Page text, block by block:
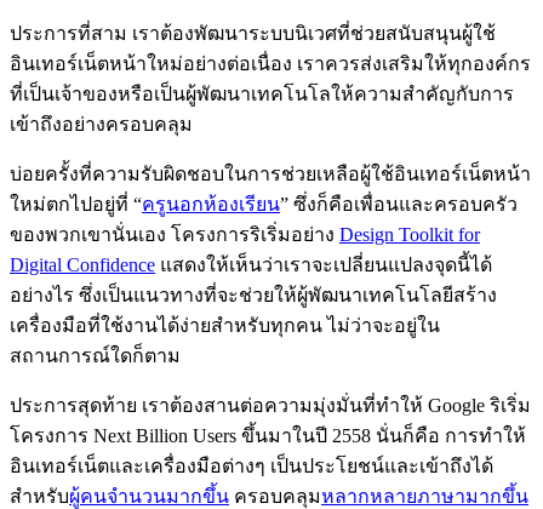
ประการที่สาม เราต้องพัฒนาระบบนิเวศที่ช่วยสนับสนุนผู้ใช้
อินเทอร์เน็ตหน้าใหม่อย่างต่อเนื่อง เราควรส่งเสริมให้ทุกองค์กร
ที่เป็นเจ้าของหรือเป็นผู้พัฒนาเทคโนโลให้ความสำคัญกับการ
เข้าถึงอย่างครอบคลุม
บ่อยครั้งที่ความรับผิดชอบในการช่วยเหลือผู้ใช้อินเทอร์เน็ตหน้า
ใหม่ตกไปอยู่ที่ “ครูนอกห้องเรียน” ซึ่งก็คือเพื่อนและครอบครัว
ของพวกเขานั่นเอง โครงการริเริ่มอย่าง Design Toolkit for
Digital Confidence แสดงให้เห็นว่าเราจะเปลี่ยนแปลงจุดนี้ได้
อย่างไร ซึ่งเป็นแนวทางที่จะช่วยให้ผู้พัฒนาเทคโนโลยีสร้าง
เครื่องมือที่ใช้งานได้ง่ายสำหรับทุกคน ไม่ว่าจะอยู่ใน
สถานการณ์ใดก็ตาม
ประการสุดท้าย เราต้องสานต่อความมุ่งมั่นที่ทำให้ Google ริเริ่ม
โครงการ Next Billion Users ขึ้นมาในปี 2558 นั่นก็คือ การทำให้
อินเทอร์เน็ตและเครื่องมือต่างๆ เป็นประโยชน์และเข้าถึงได้
สำหรับผู้คนจำนวนมากขึ้น ครอบคลุมหลากหลายภาษามากขึ้น